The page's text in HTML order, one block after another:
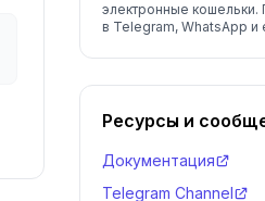
электронные
в Telegram, WhatsApp и
Ресурсы и
Документация
Telegram Channel